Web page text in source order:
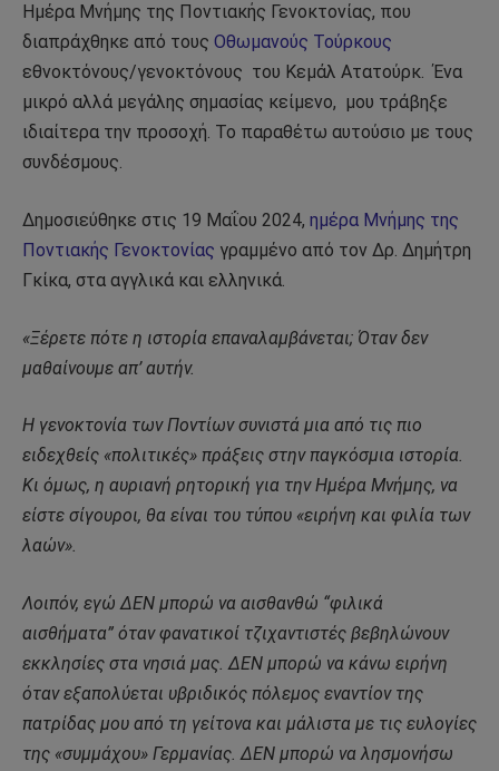
Ημέρα Μνήμης της Ποντιακής Γενοκτονίας, που
διαπράχθηκε από τους Οθωμανούς Τούρκους
εθνοκτόνους/γενοκτόνους του Κεμάλ Ατατούρκ.
Ένα
μικρό αλλά μεγάλης σημασίας κείμενο, μου τράβηξε
ιδιαίτερα την προσοχή. Το παραθέτω αυτούσιο με τους
συνδέσμους.
Δημοσιεύθηκε στις 19 Μαΐου 2024, ημέρα Μνήμης της
Ποντιακής Γενοκτονίας γραμμένο από τον Δρ. Δημήτρη
Γκίκα, στα αγγλικά και ελληνικά.
«Ξέρετε πότε η ιστορία επαναλαμβάνεται; Όταν δεν
μαθαίνουμε απ’ αυτήν.
Η γενοκτονία των Ποντίων συνιστά μια από τις πιο
ειδεχθείς «πολιτικές» πράξεις στην παγκόσμια ιστορία.
Κι όμως, η αυριανή ρητορική για την Ημέρα Μνήμης, να
είστε σίγουροι, θα είναι του τύπου «ειρήνη και φιλία των
λαών».
Λοιπόν, εγώ ΔΕΝ μπορώ να αισθανθώ “φιλικά
αισθήματα” όταν φανατικοί τζιχαντιστές βεβηλώνουν
εκκλησίες στα νησιά μας. ΔΕΝ μπορώ να κάνω ειρήνη
όταν εξαπολύεται υβριδικός πόλεμος εναντίον της
πατρίδας μου από τη γείτονα και μάλιστα με τις ευλογίες
της «συμμάχου» Γερμανίας. ΔΕΝ μπορώ να λησμονήσω